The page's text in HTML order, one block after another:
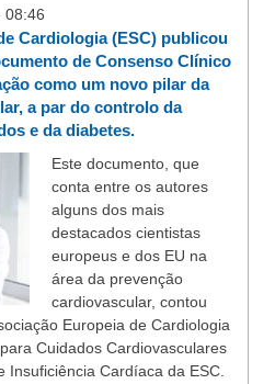
08:46
Cardiologia (ESC) publicou
de Consenso Clínico
como um novo pilar da
a par do controlo da
e da diabetes.
Este documento, que
conta entre os autores
alguns dos mais
destacados cientistas
europeus e dos EU na
área da prevenção
cardiovascular, contou
Europeia de Cardiologia
Cuidados Cardiovasculares
Insuficiência Cardíaca da ESC.